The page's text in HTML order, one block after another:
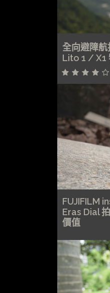
全向避障
Lito 1 / X1
FUJIFILM
Eras Dial
價值